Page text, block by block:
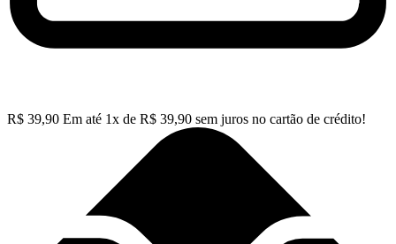
R$ 39,90 Em até 1x de R$ 39,90 sem juros no cartão de crédito!